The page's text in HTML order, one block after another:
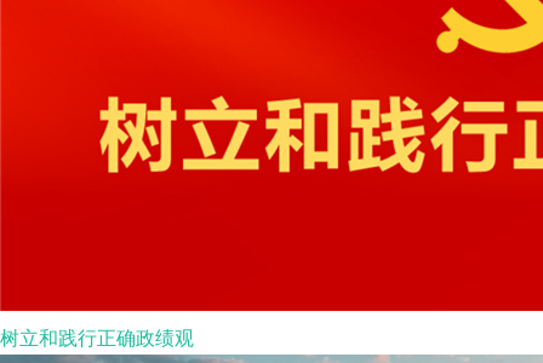
树立和践行正确政绩观